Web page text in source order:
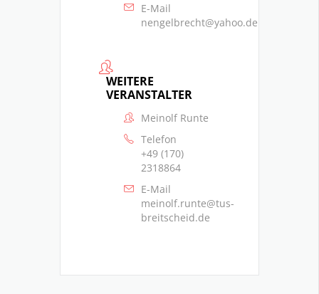
E-Mail
nengelbrecht@yahoo.de
WEITERE
VERANSTALTER
Meinolf Runte
Telefon
+49 (170)
2318864
E-Mail
meinolf.runte@tus-
breitscheid.de